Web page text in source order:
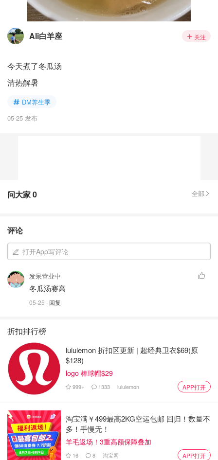
Ali白羊座 关注
今天煮了冬瓜汤
清热解暑
DM养生季
05-25 发布
问大家0 全部
评论
打开App写评论
发呆营业中
冬瓜汤赛高
05-25 · 回复
折扣排行榜
lululemon 折扣区更新 | 超经典卫衣$69(原
$128)
logo 棒球帽$29
999+ 1333 lululemon APP打开
淘宝满￥499最高2KG空运包邮 回归！数量不
多！手慢无！
羊毛返场！3重高额保障叠加
16 8 淘宝网 APP打开